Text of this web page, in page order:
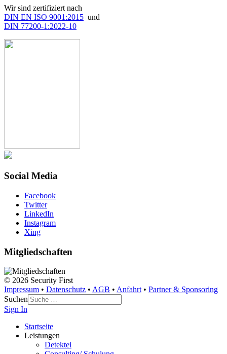
Wir sind zertifiziert nach
DIN EN ISO 9001:2015 und
DIN 77200-1:2022-10
Social Media
Facebook
Twitter
LinkedIn
Instagram
Xing
Mitgliedschaften
© 2026 Security First
Impressum • Datenschutz • AGB • Anfahrt • Partner & Sponsoring
Suchen
Sign In
Startseite
Leistungen
Detektei